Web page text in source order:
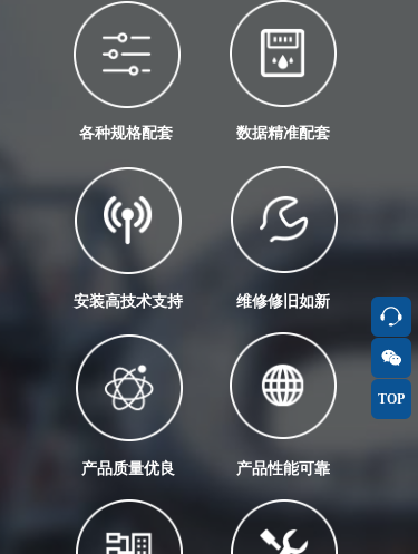
按钮
按钮
按钮
TOP
各种规格配套 数据精准配套
安装高技术支持 维修修旧如新
产品质量优良 产品性能可靠